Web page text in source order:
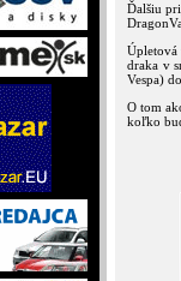
Ďalšiu
Úpletová
draka v
Vespa)
O tom
koľko